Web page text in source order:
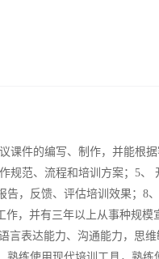
课件的编写、制作，并能根
规范、流程和培训方案；5、
，反馈、评估培训效果；8
，并有三年以上从事种规
言表达能力、沟通能力，思